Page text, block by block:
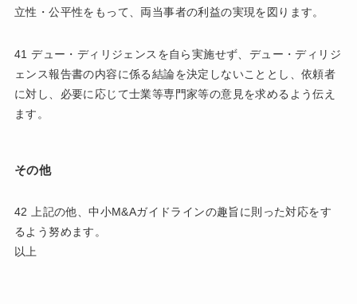
立性・公平性をもって、両当事者の利益の実現を図ります。
41 デュー・ディリジェンスを自ら実施せず、デュー・ディリジ
ェンス報告書の内容に係る結論を決定しないこととし、依頼者
に対し、必要に応じて士業等専門家等の意見を求めるよう伝え
ます。
その他
42 上記の他、中小M&Aガイドラインの趣旨に則った対応をす
るよう努めます。
以上